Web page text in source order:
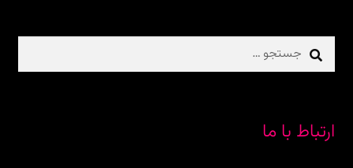
جستجو
برای:
ارتباط با ما